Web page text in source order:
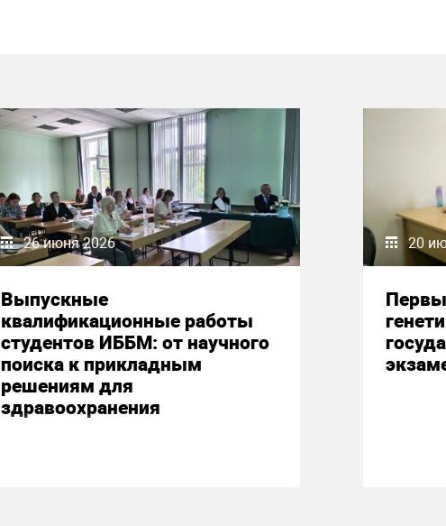
26 июня 2026
Выпускные
квалификационные работы
студентов ИББМ: от научного
поиска к прикладным
решениям для
здравоохранения
20